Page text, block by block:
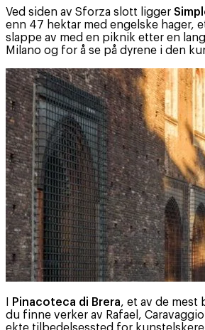
Ved siden av Sforza slott ligger
enn 47 hektar med engelske hager,
slappe av med en piknik etter en
Milano og for å se på dyrene i den
Pinacoteca di Brera, et av de mest
du finne verker av Rafael,